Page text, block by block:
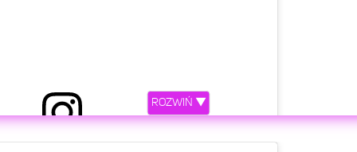
DAWID KWIATKOWSKI (@kwiatkowsky)
ROZWIŃ ▼